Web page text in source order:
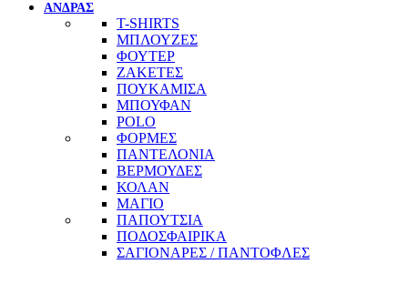
ΑΝΔΡΑΣ
T-SHIRTS
ΜΠΛΟΥΖΕΣ
ΦΟΥΤΕΡ
ΖΑΚΕΤΕΣ
ΠΟΥΚΑΜΙΣΑ
ΜΠΟΥΦΑΝ
POLO
ΦΟΡΜΕΣ
ΠΑΝΤΕΛΟΝΙΑ
ΒΕΡΜΟΥΔΕΣ
ΚΟΛΑΝ
ΜΑΓΙΟ
ΠΑΠΟΥΤΣΙΑ
ΠΟΔΟΣΦΑΙΡΙΚΑ
ΣΑΓΙΟΝΑΡΕΣ / ΠΑΝΤΟΦΛΕΣ